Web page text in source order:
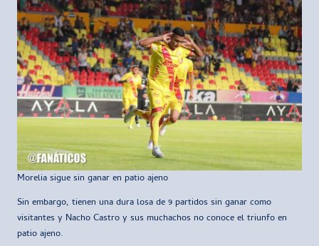
Morelia sigue sin ganar en patio ajeno
Sin embargo, tienen una dura losa de 9 partidos sin ganar como
visitantes y Nacho Castro y sus muchachos no conoce el triunfo en
patio ajeno.